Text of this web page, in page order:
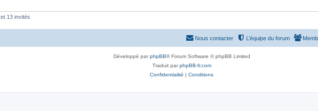
et 13 invités
L’équipe du forum
Nous contacter
Développé parphpBB® Forum Software © phpBB Limited
Traduit parphpBB-fr.com
Confidentialité | Conditions